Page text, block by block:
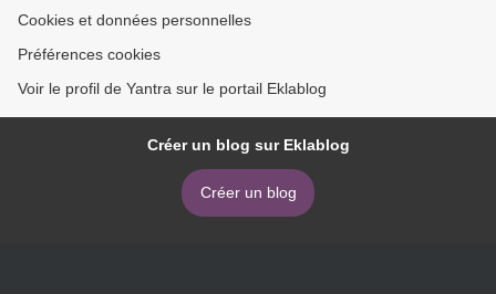
Cookies et données personnelles
Préférences cookies
Voir le profil de Yantra sur le portail Eklablog
Créer un blog sur Eklablog
Créer un blog